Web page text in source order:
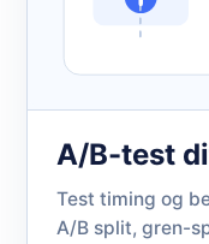
A/B-test
Test timing og
A/B split, gren-